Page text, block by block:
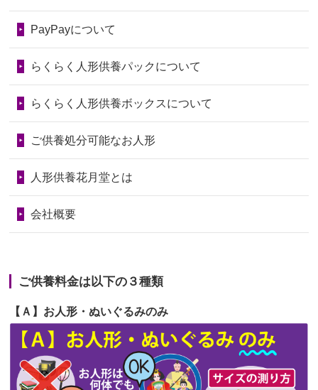
の回りの物...
2026/06/28人形たちに これまで本当にありがとう
2026/06/24今は亡き両親が孫（私の子供）の初節
句に贈って...
2026/06/23ありがとうね
の祖父母か...
2026/06/20
雛人形をお道具も含め一式で引き取っ
てくださる...
2026/06/19
インターネット検索でホームページを
見つけまし...
第73回人形供養祭令和6年10月17日(木)
第71回人形供養祭令和6年8月1日(木)
第70回人形供養祭令和6年6月21日(金)
第68回人形供養祭令和6年3月22日(金)
第65回人形供養祭令和5年11月09日(木)
第64回人形供養祭令和5年9月21日(木)
第63回人形供養祭 令和5年8月1日(火)
第62回人形供養祭令和5年6月21日(水)
PayPayについて
らくらく人形供養パックについて
らくらく人形供養ボックスについて
ご供養処分可能なお人形
人形供養花月堂とは
会社概要
ご供養料金は以下の３種類
【Ａ】お人形・ぬいぐるみのみ